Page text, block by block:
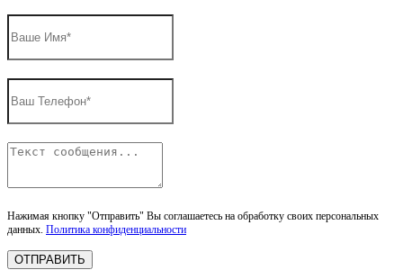
Нажимая кнопку "Отправить" Вы соглашаетесь на обработку своих персональных
данных. Политика конфиденциальности